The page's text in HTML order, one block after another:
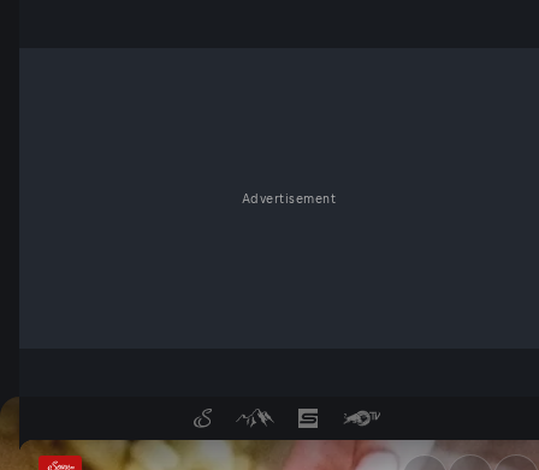
Advertisement
Gastro-Preise steigen stark -